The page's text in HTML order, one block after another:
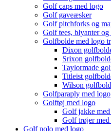
Golf caps med logo
Golf gaveæsker
Golf pitchforks og
Golf tees, blyanter
Golfbolde med logo
Dixon
Srixon
Taylormade
Titleist
Wilson
Golfparaply med logo
Golftøj med logo
Golf jakke
Golf trøjer
Golf polo med logo